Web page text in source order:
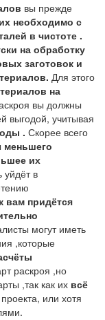
вы прежде
необходимо с
в чистоте .
на обработку
заготовок и
Для этого
на
вы должны
выгодой, учитывая
. Скорее всего
меньшего
их
уйдёт в
вам придётся
могут иметь
,которые
раскроя ,но
,так как их всё
или хотя